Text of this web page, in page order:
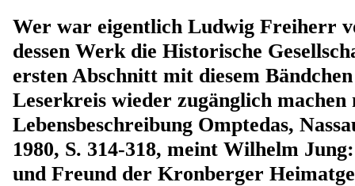
Wer war eigentlich Ludwig Freiherr
dessen Werk die Historische
ersten Abschnitt mit diesem
Leserkreis wieder zugänglich
Lebensbeschreibung Omptedas,
1980, S. 314-318, meint Wilhelm
und Freund der Kronberger